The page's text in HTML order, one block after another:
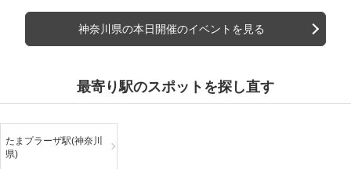
神奈川県の本日開催のイベントを見る
最寄り駅のスポットを探し直す
たまプラーザ駅(神奈川
県)